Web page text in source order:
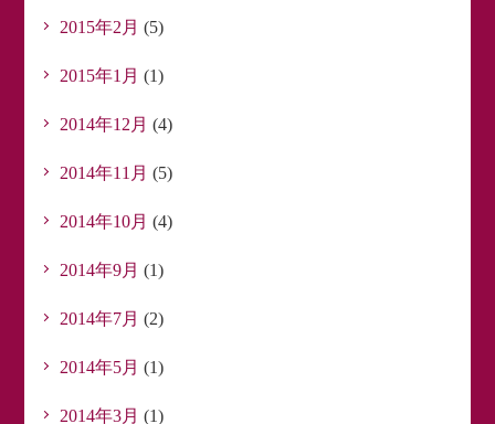
2015年2月 (5)
2015年1月 (1)
2014年12月 (4)
2014年11月 (5)
2014年10月 (4)
2014年9月 (1)
2014年7月 (2)
2014年5月 (1)
2014年3月 (1)